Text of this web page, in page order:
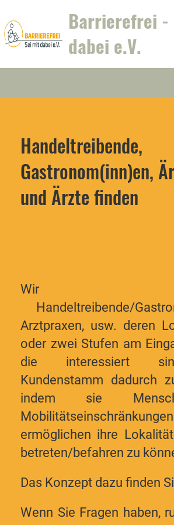
Barrierefrei -
dabei e.V.
Handeltreibende,
Gastronom(inn)en,
und Ärzte finden
Wir
Handeltreibende/
Arztpraxen, usw. deren
oder zwei Stufen am
die interessiert
Kundenstamm dadurch
indem sie
ermöglichen ihre
betreten/befahren zu
Das Konzept dazu finden
Wenn Sie Fragen haben,